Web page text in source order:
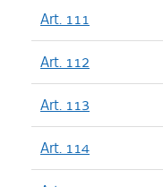
Art. 111
Art. 112
Art. 113
Art. 114